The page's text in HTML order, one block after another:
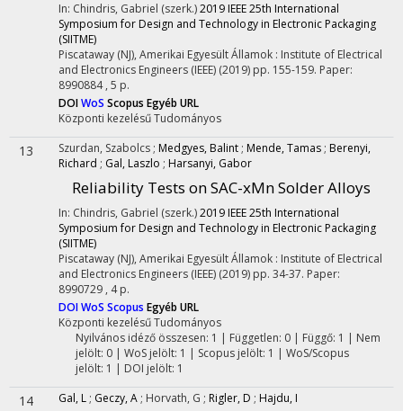
In: Chindris, Gabriel (szerk.)2019 IEEE 25th International
Symposium for Design and Technology in Electronic Packaging
(SIITME)
Piscataway (NJ), Amerikai Egyesült Államok : Institute of Electrical
and Electronics Engineers (IEEE) (2019) pp. 155-159. Paper:
8990884 , 5 p.
DOIWoS Scopus Egyéb URL
Központi kezelésűTudományos
13 Szurdan, Szabolcs ; Medgyes, Balint ; Mende, Tamas ; Berenyi,
Richard ; Gal, Laszlo ; Harsanyi, Gabor
Reliability Tests on SAC-xMn Solder Alloys
In: Chindris, Gabriel (szerk.)2019 IEEE 25th International
Symposium for Design and Technology in Electronic Packaging
(SIITME)
Piscataway (NJ), Amerikai Egyesült Államok : Institute of Electrical
and Electronics Engineers (IEEE) (2019) pp. 34-37. Paper:
8990729 , 4 p.
DOIWoS Scopus Egyéb URL
Központi kezelésűTudományos
Nyilvános idéző összesen: 1 | Független: 0 | Függő: 1 | Nem
jelölt: 0 | WoS jelölt: 1 | Scopus jelölt: 1 | WoS/Scopus
jelölt: 1 | DOI jelölt: 1
14 Gal, L ; Geczy, A ; Horvath, G ; Rigler, D ; Hajdu, I